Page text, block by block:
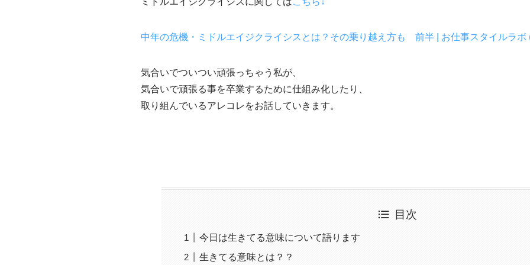
中年の危機・ミドルエイジクライシスとは？その乗り越え方も 前半 | お仕事スタイルラボ
気合いでついつい頑張っちゃう私が、
気合いで頑張る事を卒業するために仕組み化したり、
取り組んでいるアレコレをお話していきます。
目次
今日は生きてる意味について語ります
生きてる意味とは？？